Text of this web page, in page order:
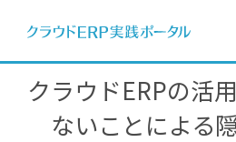
クラウドERPの活
ないことによる